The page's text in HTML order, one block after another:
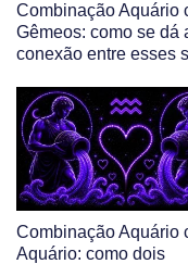
Combinação Aquário
Gêmeos: como se dá
conexão entre esses
Combinação Aquário
Aquário: como dois